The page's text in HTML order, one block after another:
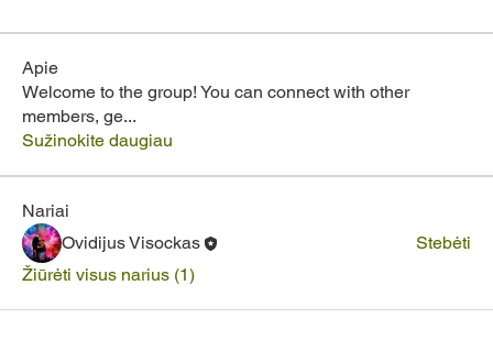
Apie
Welcome to the group! You can connect with other
members, ge...
Sužinokite daugiau
Nariai
Ovidijus Visockas
Stebėti
Žiūrėti visus narius (1)